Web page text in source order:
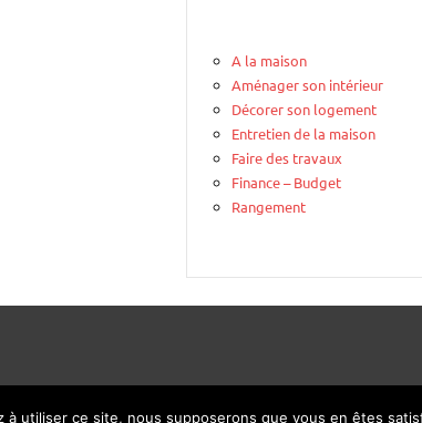
A la maison
Aménager son intérieur
Décorer son logement
Entretien de la maison
Faire des travaux
Finance – Budget
Rangement
utiliser ce site, nous supposerons que vous en êtes